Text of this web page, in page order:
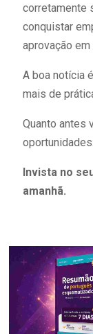
corretamente
conquistar
aprovação
A boa notícia
mais de
Quanto antes
oportunidades.
Invista no
amanhã.